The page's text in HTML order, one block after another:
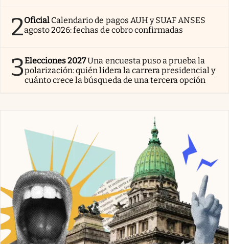
2Oficial Calendario de pagos AUH y SUAF ANSES
agosto 2026: fechas de cobro confirmadas
3Elecciones 2027Una encuesta puso a prueba la
polarización: quién lidera la carrera presidencial y
cuánto crece la búsqueda de una tercera opción